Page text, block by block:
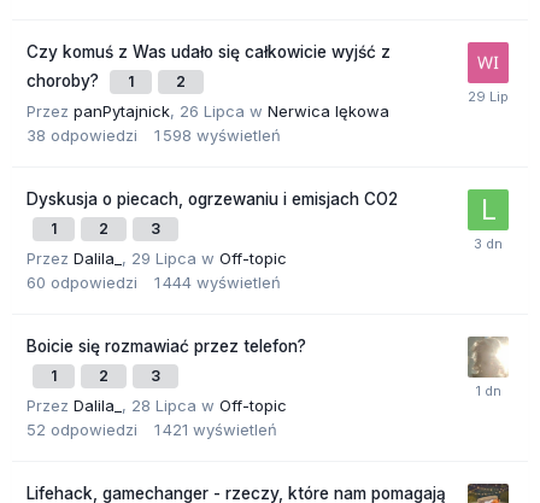
Czy komuś z Was udało się całkowicie wyjść z
choroby?
1 2
Przez panPytajnick, 26 Lipca w Nerwica lękowa
38 odpowiedzi 1 598 wyświetleń
Dyskusja o piecach, ogrzewaniu i emisjach CO2
1 2 3
Przez Dalila_ , 29 Lipca w Off-topic
60 odpowiedzi 1 444 wyświetleń
Boicie się rozmawiać przez telefon?
1 2 3
Przez Dalila_ , 28 Lipca w Off-topic
52 odpowiedzi 1 421 wyświetleń
Lifehack, gamechanger - rzeczy, które nam pomagają